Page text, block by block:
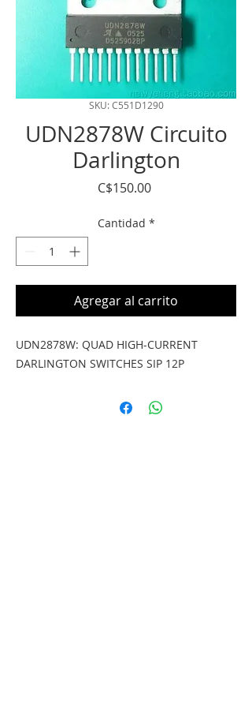
SKU: C551D1290
UDN2878W Circuito
Darlington
C$150.00Precio
Cantidad *
Agregar al carrito
UDN2878W: QUAD HIGH-CURRENT
DARLINGTON SWITCHES SIP 12P